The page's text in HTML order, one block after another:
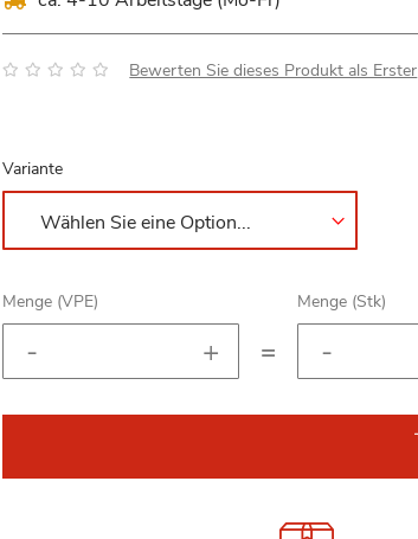
Bewertung: Bewerten Sie dieses Produkt als Erster
Variante
Menge (VPE)
=
Menge (Stk)